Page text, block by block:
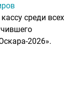
среди всех
2026».